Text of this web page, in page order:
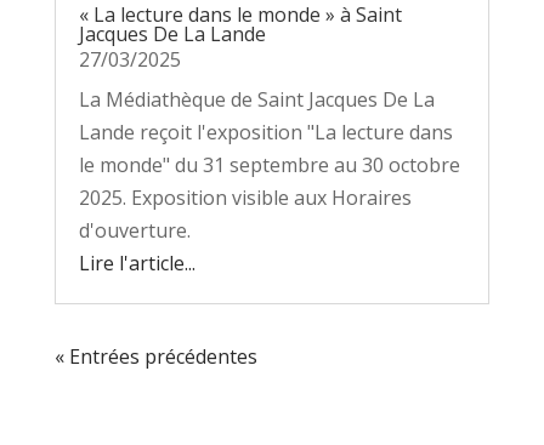
« La lecture dans le monde » à Saint
Jacques De La Lande
27/03/2025
La Médiathèque de Saint Jacques De La
Lande reçoit l'exposition "La lecture dans
le monde" du 31 septembre au 30 octobre
2025. Exposition visible aux Horaires
d'ouverture.
Lire l'article...
« Entrées précédentes